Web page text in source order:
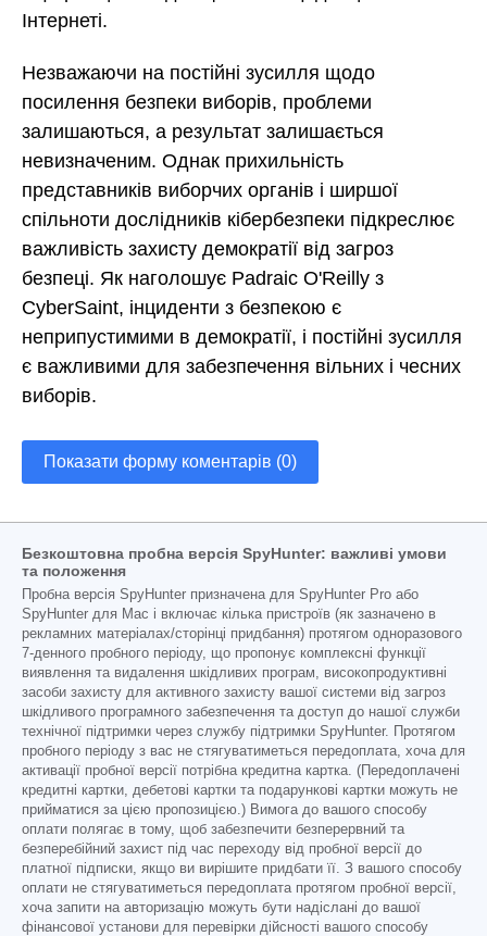
Інтернеті.
Незважаючи на постійні зусилля щодо
посилення безпеки виборів, проблеми
залишаються, а результат залишається
невизначеним. Однак прихильність
представників виборчих органів і ширшої
спільноти дослідників кібербезпеки підкреслює
важливість захисту демократії від загроз
безпеці. Як наголошує Padraic O'Reilly з
CyberSaint, інциденти з безпекою є
неприпустимими в демократії, і постійні зусилля
є важливими для забезпечення вільних і чесних
виборів.
Показати форму коментарів (0)
Безкоштовна пробна версія SpyHunter: важливі умови
та положення
Пробна версія SpyHunter призначена для SpyHunter Pro або
SpyHunter для Mac і включає кілька пристроїв (як зазначено в
рекламних матеріалах/сторінці придбання) протягом одноразового
7-денного пробного періоду, що пропонує комплексні функції
виявлення та видалення шкідливих програм, високопродуктивні
засоби захисту для активного захисту вашої системи від загроз
шкідливого програмного забезпечення та доступ до нашої служби
технічної підтримки через службу підтримки SpyHunter. Протягом
пробного періоду з вас не стягуватиметься передоплата, хоча для
активації пробної версії потрібна кредитна картка. (Передоплачені
кредитні картки, дебетові картки та подарункові картки можуть не
прийматися за цією пропозицією.) Вимога до вашого способу
оплати полягає в тому, щоб забезпечити безперервний та
безперебійний захист під час переходу від пробної версії до
платної підписки, якщо ви вирішите придбати її. З вашого способу
оплати не стягуватиметься передоплата протягом пробної версії,
хоча запити на авторизацію можуть бути надіслані до вашої
фінансової установи для перевірки дійсності вашого способу